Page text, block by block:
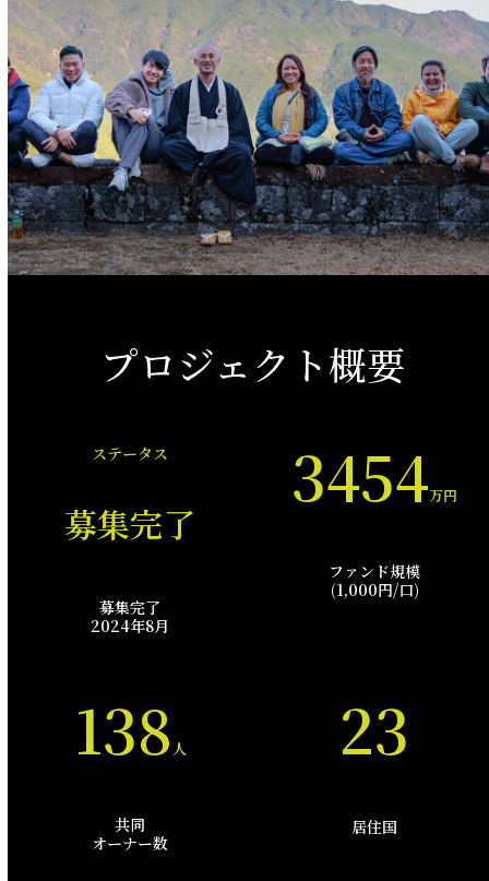
プロジェクト概要
ステータス
募集完了
募集完了
2024年8月
3454万円
ファンド規模
(1,000円/口)
138 人
共同
オーナー数
23
居住国